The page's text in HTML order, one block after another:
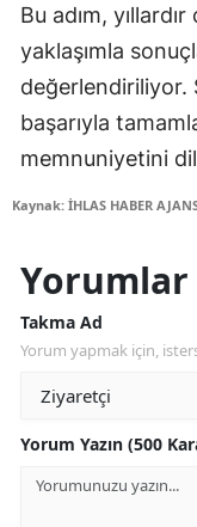
Bu adım,
yaklaşımla
değerlendiriliyor.
başarıyla
memnuniyetini
Kaynak: İHLAS HABER
Yorumlar
Takma Ad
Yorum yapmak için,
Yorum Yazın (500